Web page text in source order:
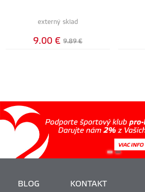
externý sklad
9.00 € 9.89 €
BLOG KONTAKT